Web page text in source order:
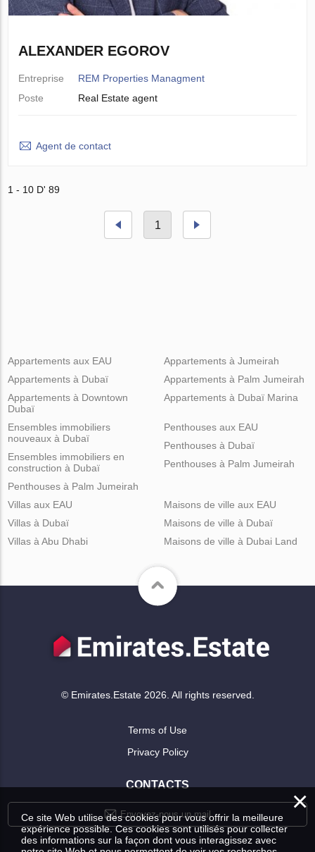
ALEXANDER EGOROV
Entreprise
REM Properties Managment
Poste
Real Estate agent
Agent de contact
1 - 10 D' 89
1
Appartements aux EAU
Appartements à Dubaï
Appartements à Downtown
Dubaï
Appartements à Jumeirah
Appartements à Palm Jumeirah
Appartements à Dubaï Marina
Ensembles immobiliers
nouveaux à Dubaï
Ensembles immobiliers en
construction à Dubaï
Penthouses à Palm Jumeirah
Penthouses aux EAU
Penthouses à Dubaï
Penthouses à Palm Jumeirah
Villas aux EAU
Villas à Dubaï
Villas à Abu Dhabi
Maisons de ville aux EAU
Maisons de ville à Dubaï
Maisons de ville à Dubai Land
© Emirates.Estate 2026. All rights reserved.
Terms of Use
Privacy Policy
CONTACTS
Envoyez-nous un mail ×
Ce site Web utilise des cookies pour vous offrir la meilleure
expérience possible. Ces cookies sont utilisés pour collecter
des informations sur la façon dont vous interagissez avec